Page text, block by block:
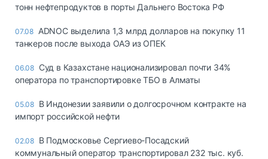
тонн нефтепродуктов в порты Дальнего Востока РФ
07.08 ADNOC выделила 1,3 млрд долларов на покупку 11
танкеров после выхода ОАЭ из ОПЕК
06.08 Суд в Казахстане национализировал почти 34%
оператора по транспортировке ТБО в Алматы
05.08 В Индонезии заявили о долгосрочном контракте на
импорт российской нефти
02.08 В Подмосковье Сергиево-Посадский
коммунальный оператор транспортировал 232 тыс. куб.